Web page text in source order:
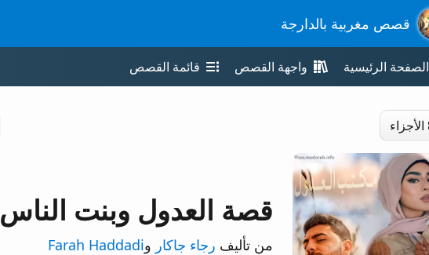
قصص مغربية بالدارجة
الصفحة الرئيسية واجهة القصص قائمة القصص
الأجزاء
قصة العدول وبنت الناس
من تأليف رجاء جاكار وFarah Haddadi